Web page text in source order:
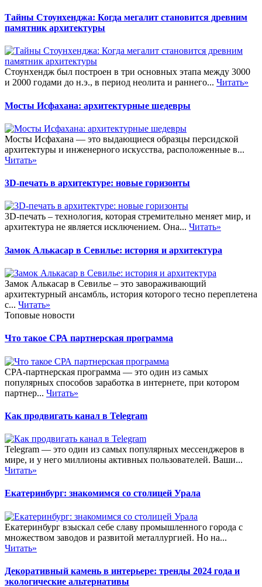
Тайны Стоунхенджа: Когда мегалит становится древним
памятник архитектуры
Стоунхендж был построен в три основных этапа между 3000
и 2000 годами до н.э., в период неолита и раннего... Читать»
Мосты Исфахана: архитектурные шедевры
Мосты Исфахана — это выдающиеся образцы персидской
архитектуры и инженерного искусства, расположенные в...
Читать»
3D-печать в архитектуре: новые горизонты
3D-печать – технология, которая стремительно меняет мир, и
архитектура не является исключением. Она... Читать»
Замок Алькасар в Севилье: история и архитектура
Замок Алькасар в Севилье – это завораживающий
архитектурный ансамбль, история которого тесно переплетена
с... Читать»
Топовые новости
Что такое СРА партнерская программа
CPA-партнерская программа — это один из самых
популярных способов заработка в интернете, при котором
партнер... Читать»
Как продвигать канал в Telegram
Telegram — это один из самых популярных мессенджеров в
мире, и у него миллионы активных пользователей. Ваши...
Читать»
Екатеринбург: знакомимся со столицей Урала
Екатеринбург взыскал себе славу промышленного города с
множеством заводов и развитой металлургией. Но на...
Читать»
Декоративный камень в интерьере: тренды 2024 года и
экологические альтернативы